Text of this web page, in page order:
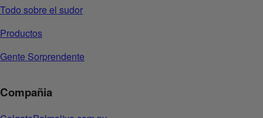
Todo sobre el sudor
Productos
Gente Sorprendente
Compañia